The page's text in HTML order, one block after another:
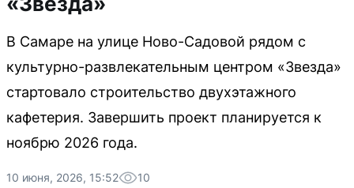
В Самаре на улице Ново-Садовой рядом с
культурно-развлекательным центром «Звезда»
стартовало строительство двухэтажного
кафетерия. Завершить проект планируется к
ноябрю 2026 года.
10 июня, 2026, 15:52 10